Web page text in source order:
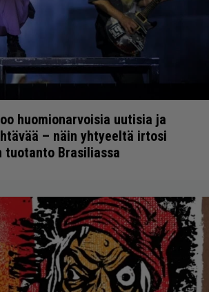
huomionarvoisia uutisia ja
– näin yhtyeeltä irtosi
tuotanto Brasiliassa